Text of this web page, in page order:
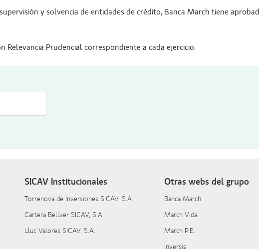
y solvencia de entidades de crédito, Banca March tiene
Prudencial correspondiente a cada ejercicio.
SICAV Institucionales
Torrenova de Inversiones SICAV, S.A.
Cartera Bellver SICAV, S.A.
Lluc Valores SICAV, S.A.
Otras webs del grupo
Banca March
March Vida
March P.E.
Inversis